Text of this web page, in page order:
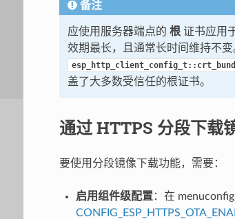
备注
应使用服务器端点的 根证书应用
效期最长，且通常长时间维持不
盖了大多数受信任的根证书。
通过 HTTPS 分段下载
要使用分段镜像下载功能，需要：
启用组件级配置：在